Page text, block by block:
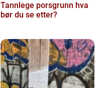
Tannlege porsgrunn hva
bør du se etter?